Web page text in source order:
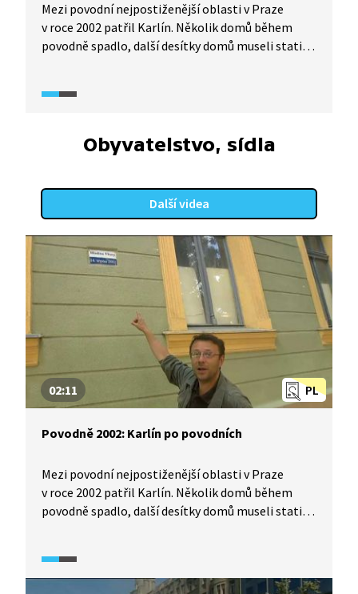
Mezi povodní nejpostiženější oblasti v Praze
v roce 2002 patřil Karlín. Několik domů během
povodně spadlo, další desítky domů museli statici
prospěla. Karlín se po povodních proměnil
nejen pro bydlení, ale i pro podnikatele.
Obyvatelstvo, sídla
Další videa
PL
02:11
Povodně 2002: Karlín po povodních
Mezi povodní nejpostiženější oblasti v Praze
v roce 2002 patřil Karlín. Několik domů během
povodně spadlo, další desítky domů museli statici
prospěla. Karlín se po povodních proměnil
v moderní rezidenční čtvrť, která je vyhledávaná